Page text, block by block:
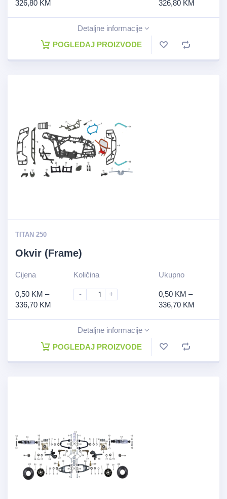
326,80 KM
326,80 KM
Detaljne informacije
POGLEDAJ PROIZVODE
TITAN 250
Okvir (Frame)
Cijena
0,50 KM –
336,70 KM
Količina
- +
Ukupno
0,50 KM –
336,70 KM
Detaljne informacije
POGLEDAJ PROIZVODE